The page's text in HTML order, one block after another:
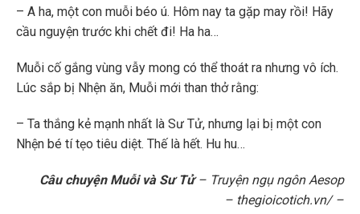
– A ha, một con muỗi béo ú. Hôm nay ta gặp may rồi! Hãy
cầu nguyện trước khi chết đi! Ha ha…
Muỗi cố gắng vùng vẫy mong có thể thoát ra nhưng vô ích.
Lúc sắp bị Nhện ăn, Muỗi mới than thở rằng:
– Ta thắng kẻ mạnh nhất là Sư Tử, nhưng lại bị một con
Nhện bé tí tẹo tiêu diệt. Thế là hết. Hu hu…
Câu chuyện Muỗi và Sư Tử– Truyện ngụ ngôn Aesop
– thegioicotich.vn/ –